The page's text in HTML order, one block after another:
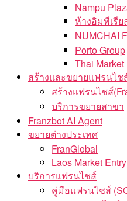
Nampu
ห้างอิมพีเรีย
NUMCHAI
Porto Group
Thai Market
สร้างและขยายแฟรนไช
สร้างแฟรนไชส์
บริการขยายสาขา
Franzbot AI Agent
ขยายต่างประเทศ
FranGlobal
Laos Market Entry
บริการแฟรนไชส์
คู่มือแฟรนไชส์